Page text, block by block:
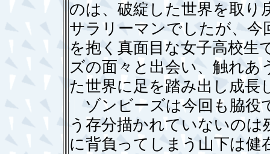
のは、破綻した世界を取り
サラリーマンでしたが、今
を抱く真面目な女子高校生
ズの面々と出会い、触れ
た世界に足を踏み出し成長
ゾンビーズは今回も脇役
う存分描かれていないの
に背負ってしまう山下は健